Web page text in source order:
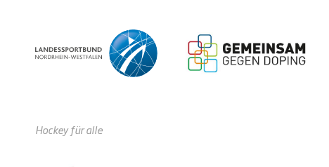
Hockey für alle